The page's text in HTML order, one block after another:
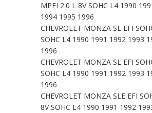
MPFI 2.0 L 8V SOHC L4 1990
1994 1995 1996
CHEVROLET MONZA SL EFI
SOHC L4 1990 1991 1992 1993
1996
CHEVROLET MONZA SL EFI
SOHC L4 1990 1991 1992 1993
1996
CHEVROLET MONZA SLE EFI
8V SOHC L4 1990 1991 1992